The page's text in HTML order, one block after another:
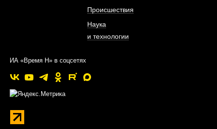
Происшествия
Наука
и технологии
ИА «Время Н» в соцсетях